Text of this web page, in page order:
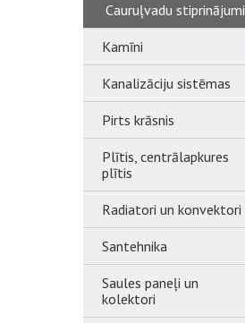
Cauruļvadu stiprinājumi
Kamīni
Kanalizāciju sistēmas
Pirts krāsnis
Plītis, centrālapkures
plītis
Radiatori un konvektori
Santehnika
Saules paneļi un
kolektori